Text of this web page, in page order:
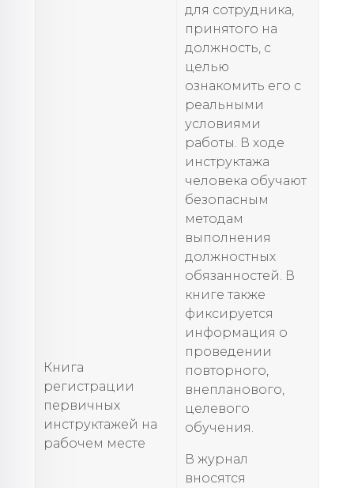
Книга
регистрации
первичных
инструктажей на
рабочем месте
для сотрудника,
принятого на
должность, с
целью
ознакомить его с
реальными
условиями
работы. В ходе
инструктажа
человека обучают
безопасным
методам
выполнения
должностных
обязанностей. В
книге также
фиксируется
информация о
проведении
повторного,
внепланового,
целевого
обучения.
В журнал
вносятся